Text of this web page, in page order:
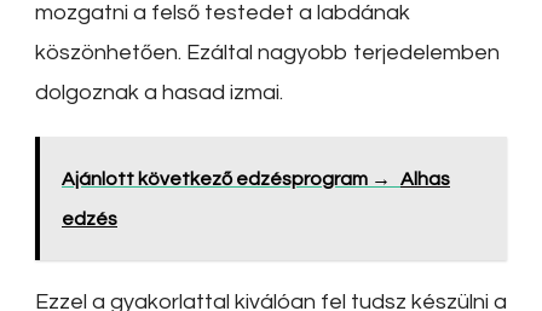
mozgatni a felső testedet a labdának
köszönhetően. Ezáltal nagyobb terjedelemben
dolgoznak a hasad izmai.
Ajánlott következő edzésprogram → Alhas
edzés
Ezzel a gyakorlattal kiválóan fel tudsz készülni a